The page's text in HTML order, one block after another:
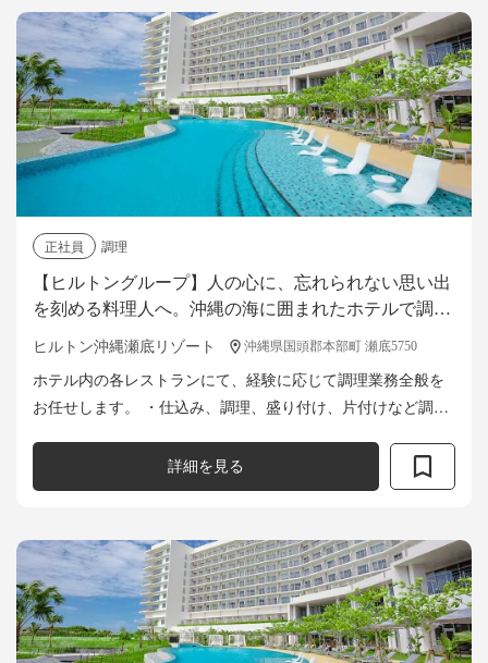
正社員
調理
【ヒルトングループ】人の心に、忘れられない思い出
を刻める料理人へ。沖縄の海に囲まれたホテルで調理
スタッフ募集！
ヒルトン沖縄瀬底リゾート 沖縄県国頭郡本部町 瀬底5750
ホテル内の各レストランにて、経験に応じて調理業務全般を
お任せします。 ・仕込み、調理、盛り付け、片付けなど調理
注、在庫管理 ・他、付...詳細を見る